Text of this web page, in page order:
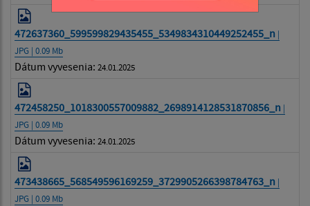
472637360_599599829435455_5349834310449252455_n |
JPG | 0.09 Mb
Dátum vyvesenia: 24.01.2025
472458250_1018300557009882_2698914128531870856_n |
JPG | 0.09 Mb
Dátum vyvesenia: 24.01.2025
473438665_568549596169259_3729905266398784763_n |
JPG | 0.09 Mb